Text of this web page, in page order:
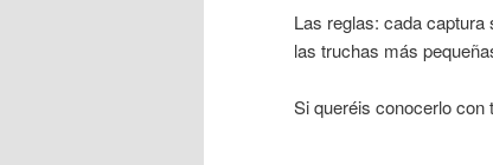
Las reglas: cada
las truchas más
Si queréis conocerlo con